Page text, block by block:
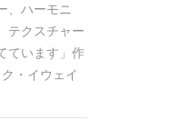
、ハーモニ
テクスチャー
ています」作
・イウェイ